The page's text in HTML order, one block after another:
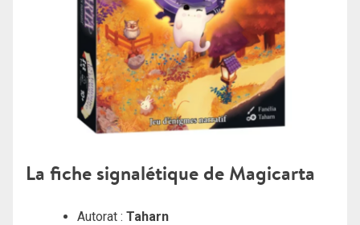
La fiche signalétique de Magicarta
Autorat : Taharn